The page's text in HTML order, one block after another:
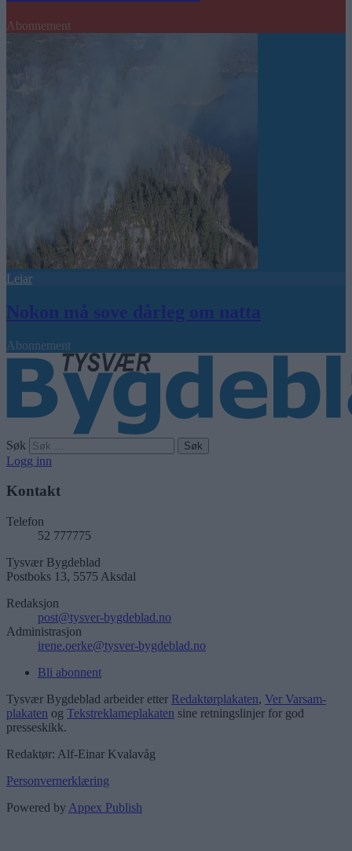
Abonnement
Leiar
Nokon må sove dårleg om natta
Abonnement
Søk
Logg inn
Kontakt
Telefon
52 777775
Tysvær Bygdeblad
Postboks 13, 5575 Aksdal
Redaksjon
post@tysver-bygdeblad.no
Administrasjon
irene.oerke@tysver-bygdeblad.no
Bli abonnent
Tysvær Bygdeblad arbeider etter Redaktørplakaten, Ver Varsam-
plakaten og Tekstreklameplakaten sine retningslinjer for god
presseskikk.
Redaktør: Alf-Einar Kvalavåg
Personvernerklæring
Powered by Appex Publish